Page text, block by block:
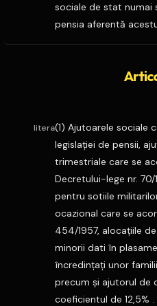
sociale de stat numai
pensia aferentă
litera(1) Ajutoarele sociale
legislaţiei de pensii,
trimestriale care se
Decretului-lege nr.
pentru sotiile
ocazional care se
454/1957, alocaţiile
minorii dati în
încredinţaţi unor
precum şi ajutorul de
coeficientul de 12,5% .